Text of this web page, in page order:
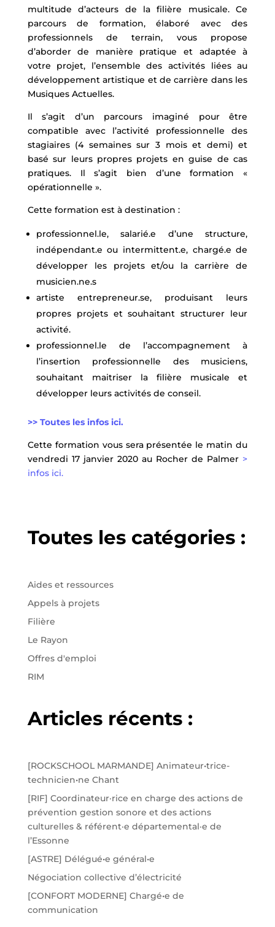
multitude d’acteurs de la filière musicale. Ce
parcours de formation, élaboré avec des
professionnels de terrain, vous propose
d’aborder de manière pratique et adaptée à
votre projet, l’ensemble des activités liées au
développement artistique et de carrière dans les
Musiques Actuelles.
Il s’agit d’un parcours imaginé pour être
compatible avec l’activité professionnelle des
stagiaires (4 semaines sur 3 mois et demi) et
basé sur leurs propres projets en guise de cas
pratiques. Il s’agit bien d’une formation «
opérationnelle ».
Cette formation est à destination :
professionnel.le, salarié.e d’une structure,
indépendant.e ou intermittent.e, chargé.e de
développer les projets et/ou la carrière de
musicien.ne.s
artiste entrepreneur.se, produisant leurs
propres projets et souhaitant structurer leur
activité.
professionnel.le de l’accompagnement à
l’insertion professionnelle des musiciens,
souhaitant maitriser la filière musicale et
développer leurs activités de conseil.
>> Toutes les infos ici.
Cette formation vous sera présentée le matin du
vendredi 17 janvier 2020 au Rocher de Palmer >
infos ici.
Toutes les catégories :
Aides et ressources
Appels à projets
Filière
Le Rayon
Offres d'emploi
RIM
Articles récents :
[ROCKSCHOOL MARMANDE] Animateur•trice-
technicien•ne Chant
[RIF] Coordinateur·rice en charge des actions de
prévention gestion sonore et des actions
culturelles & référent·e départemental·e de
l’Essonne
[ASTRE] Délégué•e général•e
Négociation collective d’électricité
[CONFORT MODERNE] Chargé•e de
communication